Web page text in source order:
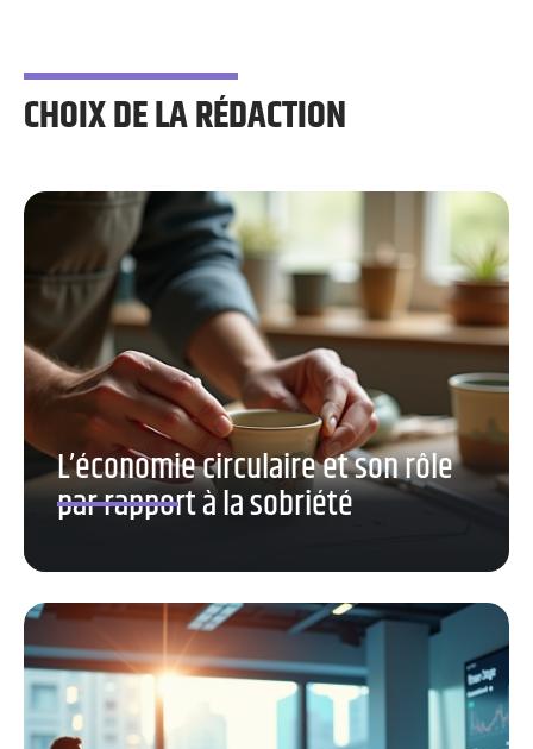
CHOIX DE LA RÉDACTION
L’économie circulaire et son rôle
par rapport à la sobriété